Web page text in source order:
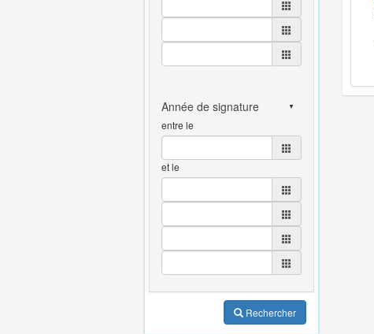
entre le
et le
Rechercher